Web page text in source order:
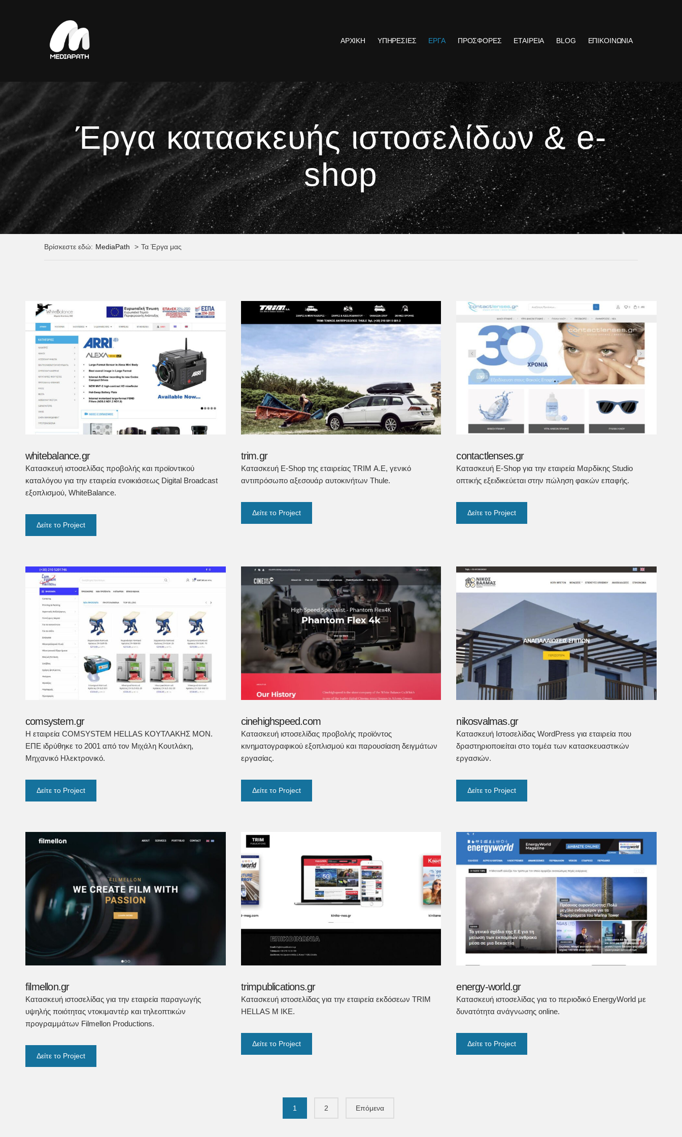
ΑΡΧΙΚΗ ΥΠΗΡΕΣΙΕΣ ΕΡΓΑ ΠΡΟΣΦΟΡΕΣ ΕΤΑΙΡΕΙΑ BLOG ΕΠΙΚΟΙΝΩΝΙΑ
Έργα κατασκευής ιστοσελίδων & e-
shop
Βρίσκεστε εδώ: MediaPath Τα Έργα μας
whitebalance.gr
Κατασκευή ιστοσελίδας προβολής και προϊοντικού
καταλόγου για την εταιρεία ενοικιάσεως Digital Broadcast
εξοπλισμού, WhiteBalance.
Δείτε το Project
trim.gr
Κατασκευή E-Shop της εταιρείας TRIM Α.Ε, γενικό
αντιπρόσωπο αξεσουάρ αυτοκινήτων Thule.
Δείτε το Project
contactlenses.gr
Κατασκευή E-Shop για την εταιρεία Μαρδίκης Studio
οπτικής εξειδικεύεται στην πώληση φακών επαφής.
Δείτε το Project
comsystem.gr
Η εταιρεία COMSYSTEM HELLAS ΚΟΥΤΛΑΚΗΣ ΜΟΝ.
ΕΠΕ ιδρύθηκε το 2001 από τον Μιχάλη Κουτλάκη,
Μηχανικό Ηλεκτρονικό.
Δείτε το Project
cinehighspeed.com
Κατασκευή ιστοσελίδας προβολής προϊόντος
κινηματογραφικού εξοπλισμού και παρουσίαση δειγμάτων
εργασίας.
Δείτε το Project
nikosvalmas.gr
Κατασκευή Ιστοσελίδας WordPress για εταιρεία που
δραστηριοποιείται στο τομέα των κατασκευαστικών
εργασιών.
Δείτε το Project
filmellon.gr
Κατασκευή ιστοσελίδας για την εταιρεία παραγωγής
υψηλής ποιότητας ντοκιμαντέρ και τηλεοπτικών
προγραμμάτων Filmellon Productions.
Δείτε το Project
trimpublications.gr
Κατασκευή ιστοσελίδας για την εταιρεία εκδόσεων TRIM
HELLAS M IKE.
Δείτε το Project
energy-world.gr
Κατασκευή ιστοσελίδας για το περιοδικό EnergyWorld με
δυνατότητα ανάγνωσης online.
Δείτε το Project
1 2 Επόμενα